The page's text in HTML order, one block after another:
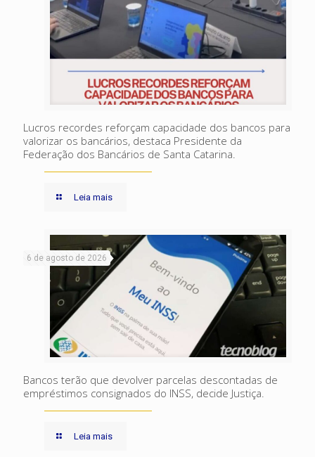
Lucros recordes reforçam capacidade dos bancos para
valorizar os bancários, destaca Presidente da
Federação dos Bancários de Santa Catarina.
Leia mais
6 de agosto de 2026
Bancos terão que devolver parcelas descontadas de
empréstimos consignados do INSS, decide Justiça.
Leia mais